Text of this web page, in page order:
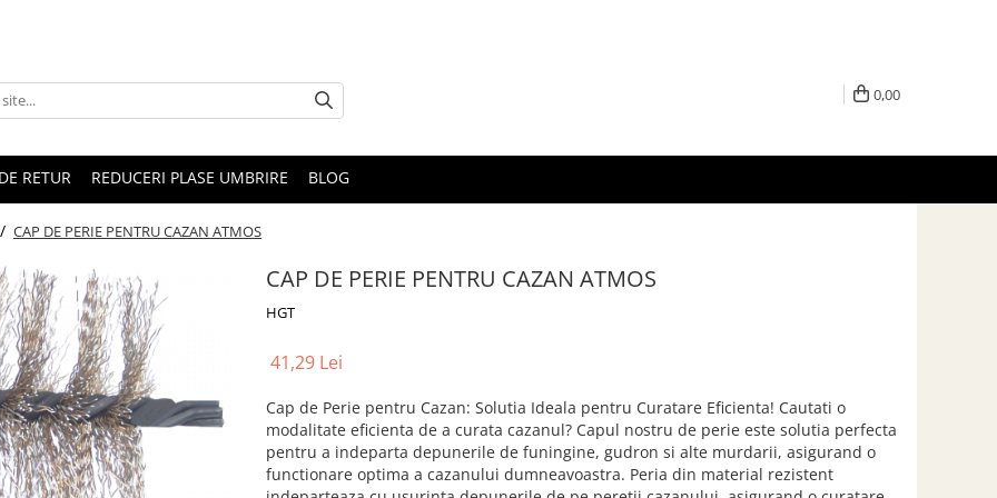
0,00
RETUR REDUCERI PLASE UMBRIRE BLOG
CAP DE PERIE PENTRU CAZAN ATMOS
CAP DE PERIE PENTRU CAZAN ATMOS
HGT
41,29 Lei
Cap de Perie pentru Cazan: Solutia Ideala pentru Curatare Eficienta! Cautati o
modalitate eficienta de a curata cazanul? Capul nostru de perie este solutia perfecta
pentru a indeparta depunerile de funingine, gudron si alte murdarii, asigurand o
functionare optima a cazanului dumneavoastra. Peria din material rezistent